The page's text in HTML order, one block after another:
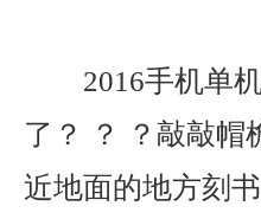
2016手机单
了？ ？ ？敲敲帽
近地面的地方刻